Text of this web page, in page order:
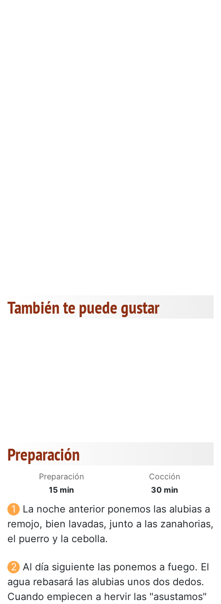
También te puede gustar
Preparación
Preparación
15 min
Cocción
30 min
La noche anterior ponemos las alubias a
remojo, bien lavadas, junto a las zanahorias,
el puerro y la cebolla.
Al día siguiente las ponemos a fuego. El
agua rebasará las alubias unos dos dedos.
Cuando empiecen a hervir las "asustamos"